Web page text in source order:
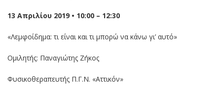
13 Απριλίου 2019 • 10:00 – 12:30
«Λεμφοίδημα: τι είναι και τι μπορώ να κάνω γι’ αυτό»
Ομιλητής: Παναγιώτης Ζήκος
Φυσικοθεραπευτής Π.Γ.Ν. «Αττικόν»